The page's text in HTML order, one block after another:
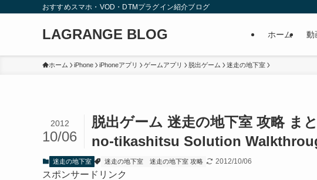
おすすめスマホ・VOD・DTMプラグイン紹介ブログ
LAGRANGE BLOG ホーム 動
ホーム iPhone iPhoneアプリ ゲームアプリ 脱出ゲーム 迷走の地下室
脱出ゲーム 迷走の地下室 攻略 ま
no-tikashitsu Solution
2012
10/06
迷走の地下室 迷走の地下室 迷走の地下室 攻略 2012/10/06
スポンサードリンク